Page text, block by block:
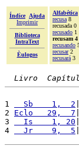
Índice
Ajuda
Imprimir
Biblioteca
IntraText
Èulogos
Alfabética
recusa 8
recusada 0
recusado 1
recusam 4
recusando
recusar2
recusará 3
Livro
1
  Sb    1,  2
2 Eclo   29,  7
3
  Is    1, 20
4
  Jr    9,  5